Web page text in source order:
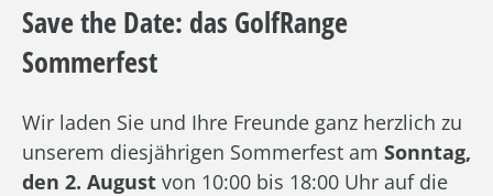
Save the Date: das GolfRange
Sommerfest
Wir laden Sie und Ihre Freunde ganz herzlich zu
unserem diesjährigen Sommerfest am Sonntag,
den 2. August von 10:00 bis 18:00 Uhr auf die